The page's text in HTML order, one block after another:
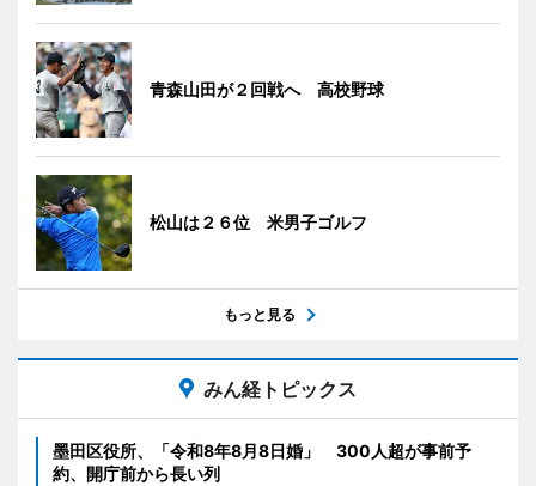
青森山田が２回戦へ 高校野球
松山は２６位 米男子ゴルフ
もっと見る
みん経トピックス
墨田区役所、「令和8年8月8日婚」 300人超が事前予
約、開庁前から長い列